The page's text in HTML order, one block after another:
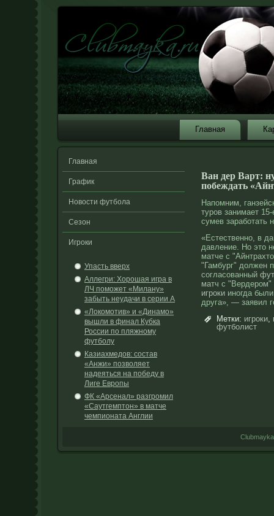
Главная
Главная
График
Новости футбола
Сезон
Игроки
Упасть вверх
Аллегри: Хорошая игра в
ЛЧ поможет «Милану»
забыть неудачи в серии А
«Локомотив» и «Динамо»
вышли в финал Кубка
России по пляжному
футболу
Казиахмедов: cостав
«Анжи» позволяет
надеяться на победу в
Лиге Европы
ФК «Арсенал» разгромил
«Саутгемптон» в матче
чемпионата Англии
Ван дер Варт:
побеждать
Напомним,
туров занимает
сумев заработать
«Естественно, в
давление. Но это
матче с
"Гамбург" должен
согласованный
матч с "Вердером"
игроки иногда
друга», — заявил
Метки: игроки,
футболист